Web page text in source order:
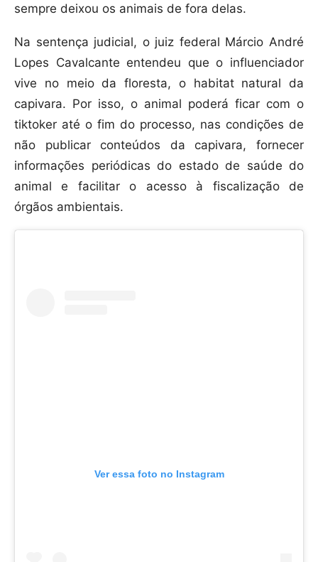
sempre deixou os animais de fora delas.
Na sentença judicial, o juiz federal Márcio André
Lopes Cavalcante entendeu que o influenciador
vive no meio da floresta, o habitat natural da
capivara. Por isso, o animal poderá ficar com o
tiktoker até o fim do processo, nas condições de
não publicar conteúdos da capivara, fornecer
informações periódicas do estado de saúde do
animal e facilitar o acesso à fiscalização de
órgãos ambientais.
Ver essa foto no Instagram